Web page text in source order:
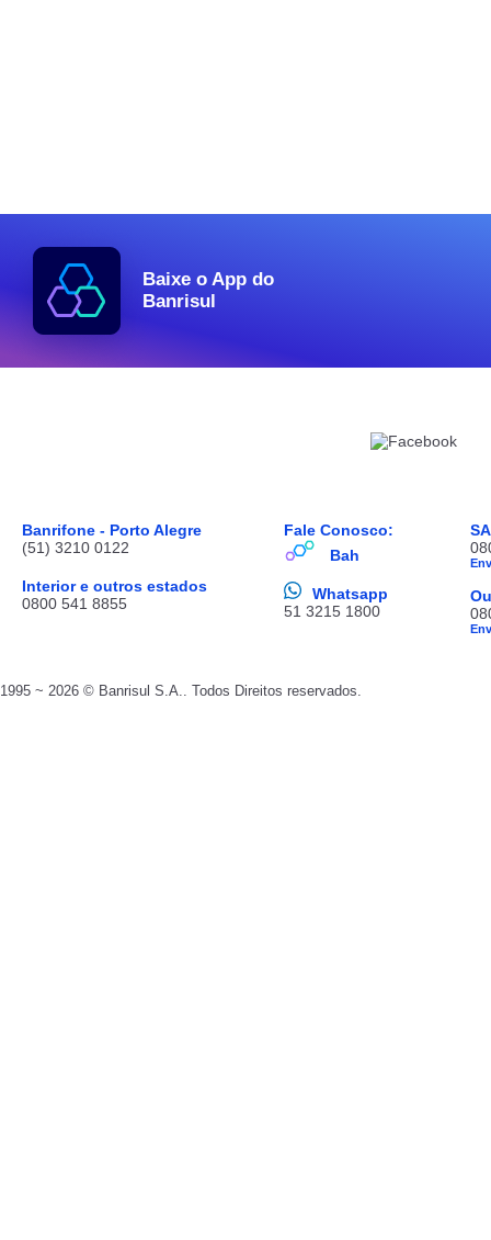
Baixe o App do
Banrisul
Banrifone - Porto Alegre
(51) 3210 0122
Interior e outros estados
0800 541 8855
Fale Conosco:
Bah
Whatsapp
51 3215 1800
1995 ~ 2026 © Banrisul S.A.. Todos Direitos reservados.